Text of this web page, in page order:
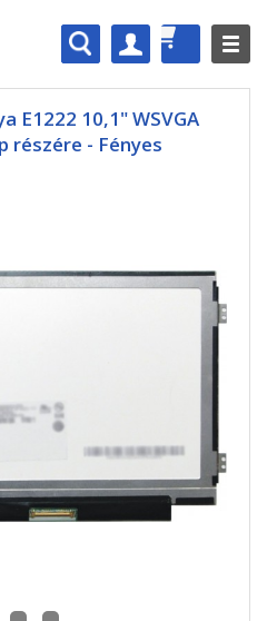
E1222 10,1" WSVGA
részére - Fényes